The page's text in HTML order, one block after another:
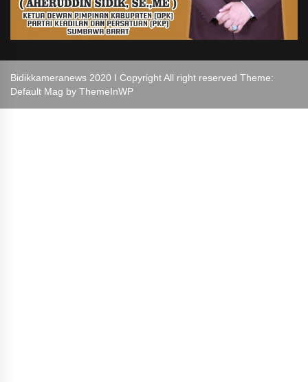
Bidikkameranews 2020 I Copyright All right reserved Theme:
Default Mag by ThemeInWP